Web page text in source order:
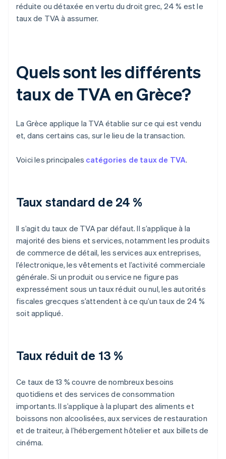
réduite ou détaxée en vertu du droit grec, 24 % est le
taux de TVA à assumer.
Quels sont les différents
taux de TVA en Grèce?
La Grèce applique la TVA établie sur ce qui est vendu
et, dans certains cas, sur le lieu de la transaction.
Voici les principales catégories de taux de TVA.
Taux standard de 24 %
Il s’agit du taux de TVA par défaut. Il s’applique à la
majorité des biens et services, notamment les produits
de commerce de détail, les services aux entreprises,
l’électronique, les vêtements et l’activité commerciale
générale. Si un produit ou service ne figure pas
expressément sous un taux réduit ou nul, les autorités
fiscales grecques s’attendent à ce qu’un taux de 24 %
soit appliqué.
Taux réduit de 13 %
Ce taux de 13 % couvre de nombreux besoins
quotidiens et des services de consommation
importants. Il s’applique à la plupart des aliments et
boissons non alcoolisées, aux services de restauration
et de traiteur, à l’hébergement hôtelier et aux billets de
cinéma.